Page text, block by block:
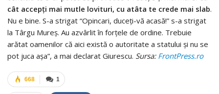
cât accepţi mai mutle lovituri, cu atâta te crede mai slab.
Nu e bine. S-a strigat “Opincari, duceţi-vă acasă!” s-a strigat
la Târgu Mureş. Au azvârlit în forţele de ordine. Trebuie
arătat oamenilor că aici există o autoritate a statului şi nu se
pot juca aşa”, a mai declarat Giurescu. Sursa: FrontPress.ro
1
668